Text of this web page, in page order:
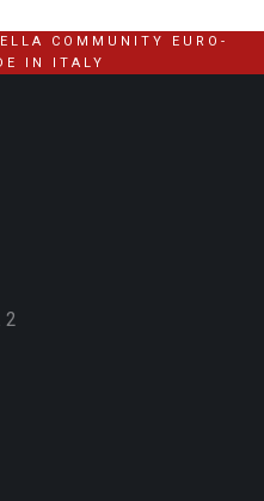
COMMUNITY EURO-
IN ITALY
2